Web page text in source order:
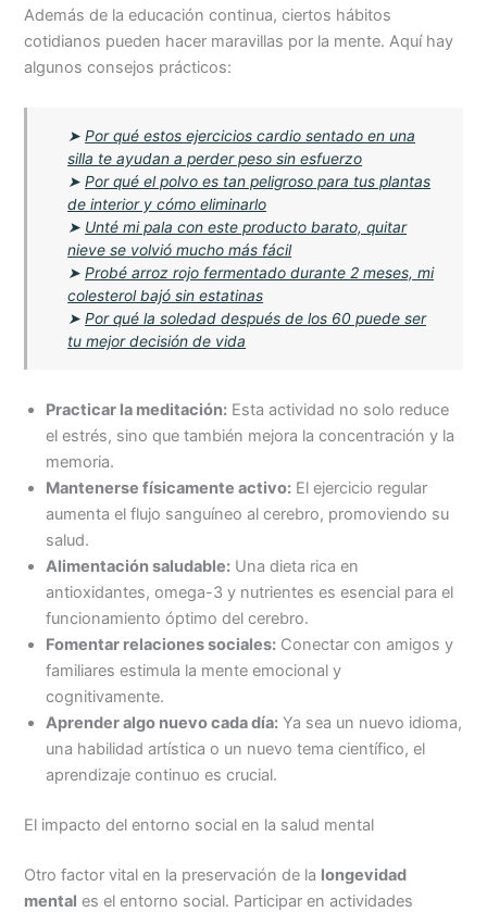
Además de la educación continua, ciertos hábitos
cotidianos pueden hacer maravillas por la mente. Aquí hay
algunos consejos prácticos:
➤Por qué estos ejercicios cardio sentado en una
silla te ayudan a perder peso sin esfuerzo
➤Por qué el polvo es tan peligroso para tus plantas
de interior y cómo eliminarlo
➤ Unté mi pala con este producto barato, quitar
nieve se volvió mucho más fácil
➤Probé arroz rojo fermentado durante 2 meses, mi
colesterol bajó sin estatinas
➤Por qué la soledad después de los 60 puede ser
tu mejor decisión de vida
Practicar la meditación: Esta actividad no solo reduce
el estrés, sino que también mejora la concentración y la
memoria.
Mantenerse físicamente activo: El ejercicio regular
aumenta el flujo sanguíneo al cerebro, promoviendo su
salud.
Alimentación saludable: Una dieta rica en
antioxidantes, omega-3 y nutrientes es esencial para el
funcionamiento óptimo del cerebro.
Fomentar relaciones sociales: Conectar con amigos y
familiares estimula la mente emocional y
cognitivamente.
Aprender algo nuevo cada día: Ya sea un nuevo idioma,
una habilidad artística o un nuevo tema científico, el
aprendizaje continuo es crucial.
El impacto del entorno social en la salud mental
Otro factor vital en la preservación de la longevidad
mental es el entorno social. Participar en actividades